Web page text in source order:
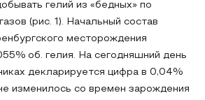
гелий из «бедных» по
(рис. 1). Начальный состав
месторождения
об. гелия. На сегодняшний день
декларируется цифра в 0,04%
изменилось со времен зарождения